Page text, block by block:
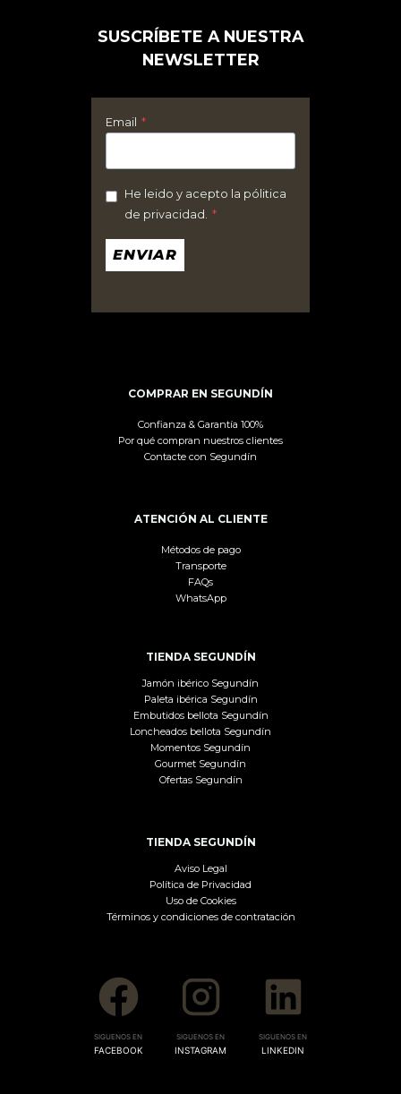
en
producto
SUSCRÍBETE A NUESTRA
NEWSLETTER
Email *
He leido y acepto la pólitica
de privacidad. *
ENVIAR
COMPRAR EN SEGUNDÍN
Confianza & Garantía 100%
Por qué compran nuestros clientes
Contacte con Segundín
ATENCIÓN AL CLIENTE
Métodos de pago
Transporte
FAQs
WhatsApp
TIENDA SEGUNDÍN
Jamón ibérico Segundín
Paleta ibérica Segundín
Embutidos bellota Segundín
Loncheados bellota Segundín
Momentos Segundín
Gourmet Segundín
Ofertas Segundín
TIENDA SEGUNDÍN
Aviso Legal
Política de Privacidad
Uso de Cookies
Términos y condiciones de contratación
SIGUENOS EN
FACEBOOK
SIGUENOS EN
INSTAGRAM
SIGUENOS EN
LINKEDIN